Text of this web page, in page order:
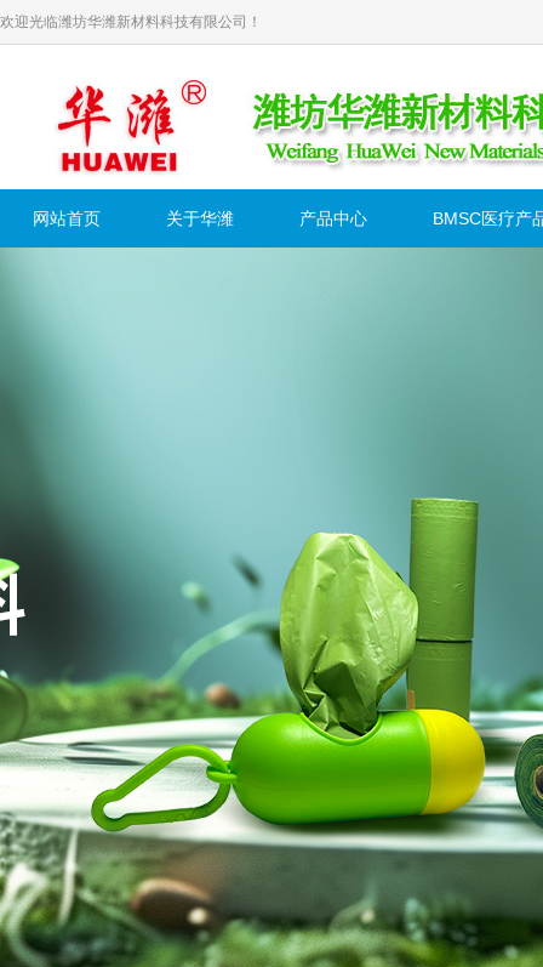
欢迎光临潍坊华潍新材料科技有限公司！
网站首页 关于华潍 产品中心 BMSC医疗产